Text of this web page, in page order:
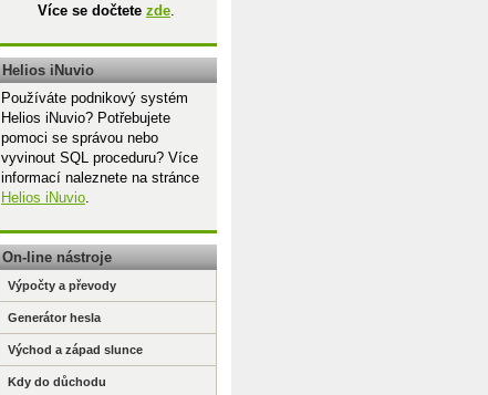
Více se dočtete zde.
Helios iNuvio
Používáte podnikový systém
Helios iNuvio? Potřebujete
pomoci se správou nebo
vyvinout SQL proceduru? Více
informací naleznete na stránce
Helios iNuvio.
On-line nástroje
Výpočty a převody
Generátor hesla
Východ a západ slunce
Kdy do důchodu